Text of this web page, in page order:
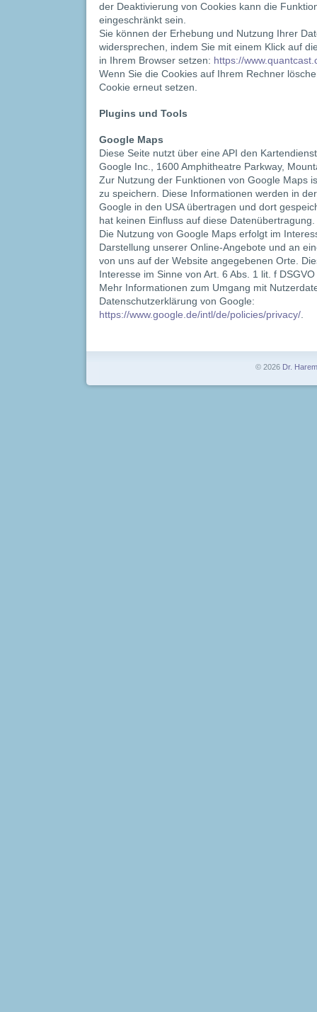
der Deaktivierung von Cookies kann die
eingeschränkt sein.
Sie können der Erhebung und Nutzung Ihrer
widersprechen, indem Sie mit einem Klick auf
in Ihrem Browser setzen: https://
Wenn Sie die Cookies auf Ihrem Rechner
Cookie erneut setzen.
Plugins und Tools
Google Maps
Diese Seite nutzt über eine API den
Google Inc., 1600 Amphitheatre Parkway,
Zur Nutzung der Funktionen von Google Maps
zu speichern. Diese Informationen werden in
Google in den USA übertragen und dort
hat keinen Einfluss auf diese Datenübertragung.
Die Nutzung von Google Maps erfolgt im
Darstellung unserer Online-Angebote und an
von uns auf der Website angegebenen Orte.
Interesse im Sinne von Art. 6 Abs. 1 lit. f DSGVO
Mehr Informationen zum Umgang mit
Datenschutzerklärung von Google:
https://www.google.de/intl/de/policies/privacy/
© 2026 Dr.